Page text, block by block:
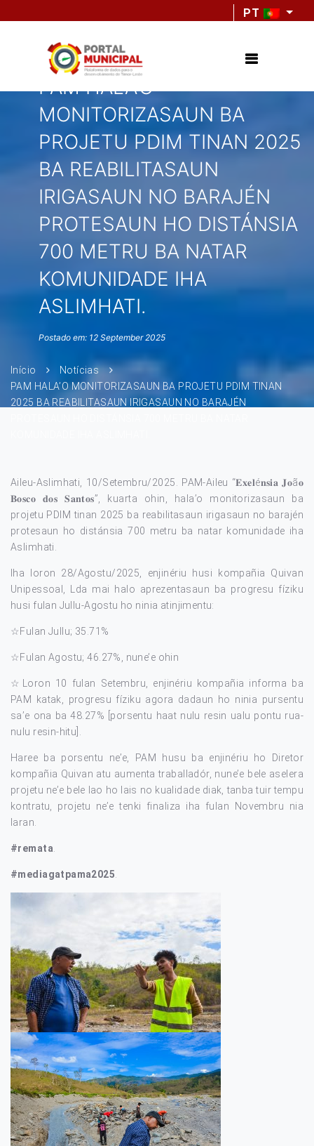
PT
PAM HALA’O
MONITORIZASAUN BA
PROJETU PDIM TINAN 2025
BA REABILITASAUN
IRIGASAUN NO BARAJÉN
PROTESAUN HO DISTÁNSIA
700 METRU BA NATAR
KOMUNIDADE IHA
ASLIMHATI.
Postado em: 12 September 2025
Início
Notícias
PAM HALA’O MONITORIZASAUN BA PROJETU PDIM TINAN
2025 BA REABILITASAUN IRIGASAUN NO BARAJÉN
Aileu-Aslimhati, 10/Setembru/2025. PAM-Aileu “𝐄𝐱𝐞𝐥é𝐧𝐬𝐢𝐚 𝐉𝐨ã𝐨
𝐁𝐨𝐬𝐜𝐨 𝐝𝐨𝐬 𝐒𝐚𝐧𝐭𝐨𝐬”, kuarta ohin, hala’o monitorizasaun ba
projetu PDIM tinan 2025 ba reabilitasaun irigasaun no barajén
protesaun ho distánsia 700 metru ba natar komunidade iha
Aslimhati.
Iha loron 28/Agostu/2025, enjinériu husi kompañia Quivan
Unipessoal, Lda mai halo aprezentasaun ba progresu fíziku
husi fulan Jullu-Agostu ho ninia atinjimentu:
☆Fulan Jullu; 35.71%
☆Fulan Agostu; 46.27%, nune’e ohin
☆Loron 10 fulan Setembru, enjinériu kompañia informa ba
PAM katak, progresu fíziku agora dadaun ho ninia pursentu
sa’e ona ba 48.27% [porsentu haat nulu resin ualu pontu rua-
nulu resin-hitu].
Haree ba porsentu ne’e, PAM husu ba enjinériu ho Diretor
kompañia Quivan atu aumenta traballadór, nune’e bele aselera
projetu ne’e bele lao ho lais no kualidade diak, tanba tuir tempu
kontratu, projetu ne’e tenki finaliza iha fulan Novembru nia
laran.
#remata
#mediagatpama2025